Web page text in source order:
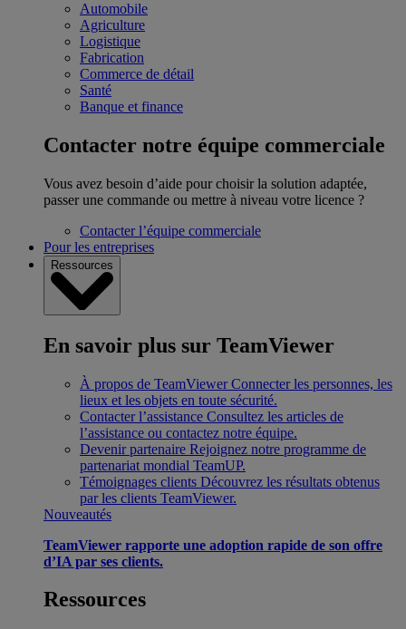
Automobile
Agriculture
Logistique
Fabrication
Commerce de détail
Santé
Banque et finance
Contacter notre équipe commerciale
Vous avez besoin d’aide pour choisir la solution adaptée,
passer une commande ou mettre à niveau votre licence ?
Contacter l’équipe commerciale
Pour les entreprises
Ressources
En savoir plus sur TeamViewer
À propos de TeamViewer Connecter les personnes, les
lieux et les objets en toute sécurité.
Contacter l’assistance Consultez les articles de
l’assistance ou contactez notre équipe.
Devenir partenaire Rejoignez notre programme de
partenariat mondial TeamUP.
Témoignages clients Découvrez les résultats obtenus
par les clients TeamViewer.
Nouveautés
TeamViewer rapporte une adoption rapide de son offre
d’IA par ses clients.
Ressources